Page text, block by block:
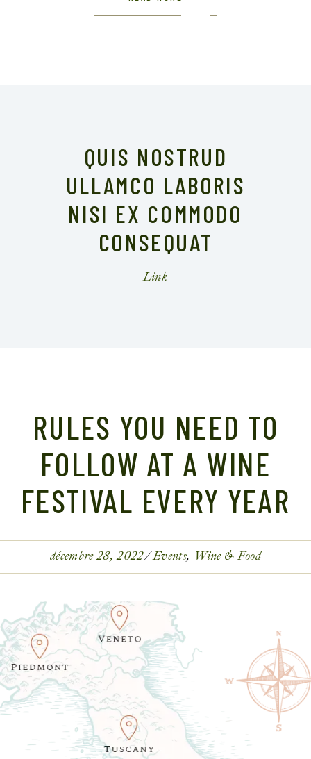
QUIS NOSTRUD
ULLAMCO LABORIS
NISI EX COMMODO
CONSEQUAT
RULES YOU NEED TO
FOLLOW AT A WINE
FESTIVAL EVERY YEAR
décembre 28, 2022 Events Wine & Food